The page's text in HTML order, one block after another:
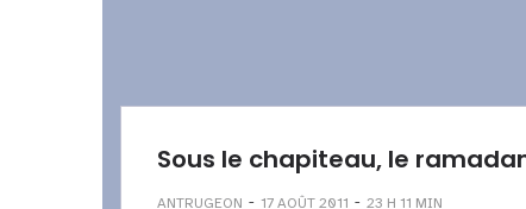
Sous le chapiteau, le
ANTRUGEON - 17 AOÛT 2011 - 23 H 11 MIN